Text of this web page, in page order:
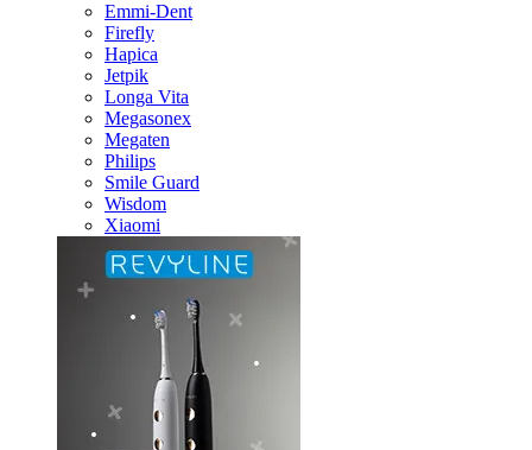
Emmi-Dent
Firefly
Hapica
Jetpik
Longa Vita
Megasonex
Megaten
Philips
Smile Guard
Wisdom
Xiaomi